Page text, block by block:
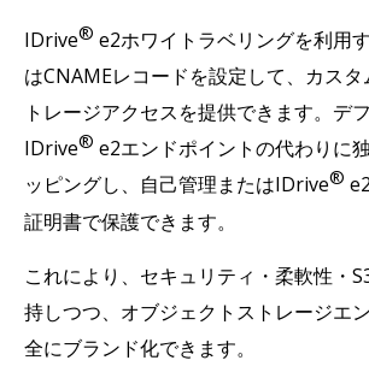
IDrive® e2ホワイトラベリングを利用
はCNAMEレコードを設定して、カス
トレージアクセスを提供できます。デ
IDrive® e2エンドポイントの代わりに
ッピングし、自己管理またはIDrive®
証明書で保護できます。
これにより、セキュリティ・柔軟性・
持しつつ、オブジェクトストレージエ
全にブランド化できます。